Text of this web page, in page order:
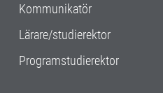
Kommunikatör
Lärare/studierektor
Programstudierektor